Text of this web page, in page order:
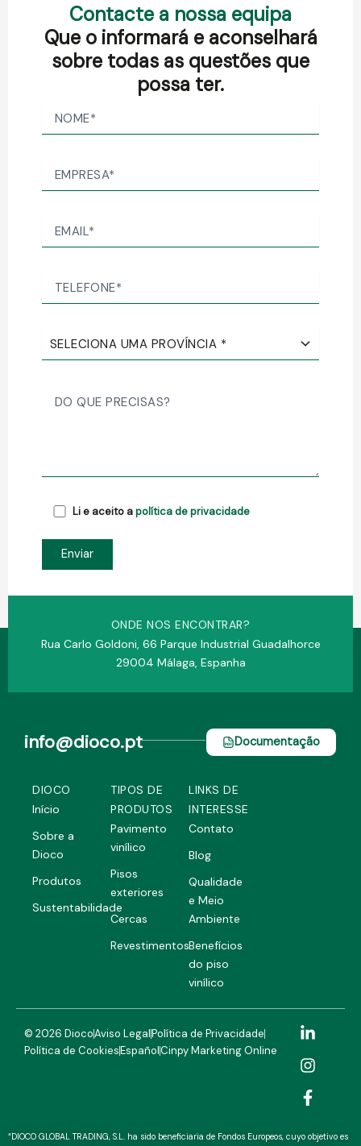
Contacte a nossa equipa
Que o informará e aconselhará
sobre todas as questões que
possa ter.
Li e aceito apolítica de privacidade
ONDE NOS ENCONTRAR?
Rua Carlo Goldoni, 66 Parque Industrial Guadalhorce
29004 Málaga, Espanha
info@dioco.pt Documentação
DIOCO
Início
Sobre a
Dioco
Produtos
Sustentabilidade
TIPOS DE
PRODUTOS
Pavimento
vinílico
Pisos
exteriores
Cercas
Revestimentos
LINKS DE
INTERESSE
Contato
Blog
Qualidade
e Meio
Ambiente
Benefícios
do piso
vinílico
© 2026 DiocoAviso LegalPolítica de Privacidade
Política de CookiesEspañolCinpy Marketing Online
L
i
n
k
e
d
n
I
n
s
t
a
g
a
F
a
c
e
b
o
k
“DIOCO GLOBAL TRADING, S.L. ha sido beneficiaria de Fondos Europeos, cuyo objetivo es